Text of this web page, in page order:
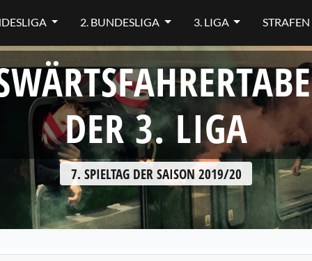
2. BUNDESLIGA 3. LIGA STRAFEN
DER 3. LIGA
7. SPIELTAG DER SAISON 2019/20